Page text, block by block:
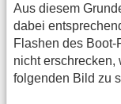
Aus diesem
dabei
Flashen des Boot-
nicht erschrecken,
folgenden Bild zu